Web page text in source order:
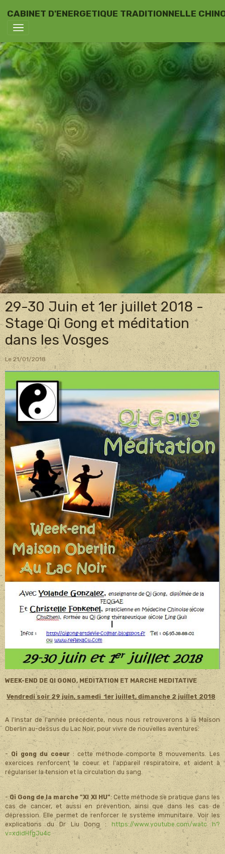
CABINET D'ENERGETIQUE TRADITIONNELLE
29-30 Juin et 1er juillet 2018 -
Stage Qi Gong et méditation
dans les Vosges
Le 21/01/2018
WEEK-END DE QI GONG, MEDITATION ET MARCHE MEDITATIVE
Vendredi soir 29 juin, samedi 1er juillet, dimanche 2 juillet 2018
A l'instar de l'année précédente, nous nous retrouverons à la Maison
Oberlin au-dessus du Lac Noir, pour vivre de nouvelles aventures:
-Qi gong du coeur: cette méthode comporte 8 mouvements. Les
exercices renforcent le coeur et l'appareil respiratoire, et aident à
régulariser la tension et la circulation du sang.
-Qi Gong de la marche "XI XI HU": Cette méthode se pratique dans les
cas de cancer, et aussi en prévention, ainsi que dans les cas de
dépression. Elle permet de renforcer le système immunitaire. Voir les
explications du Dr Liu Dong :https://www.youtube.com/watc h?
v=xdidHfgJu4c